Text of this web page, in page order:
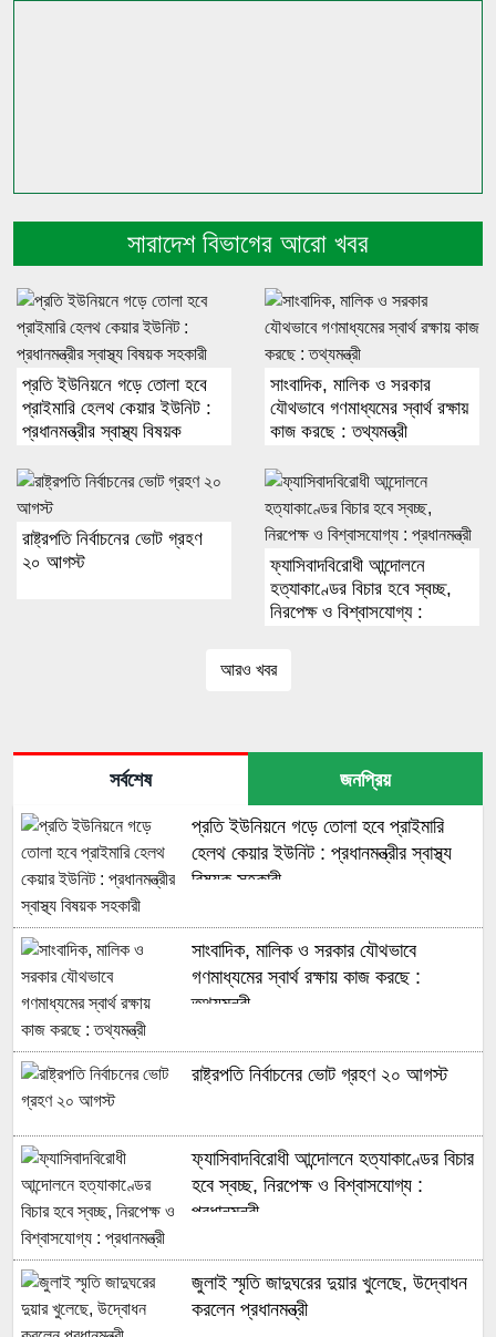
সারাদেশ বিভাগের আরো খবর
প্রতি ইউনিয়নে গড়ে তোলা হবে
প্রাইমারি হেলথ কেয়ার ইউনিট :
প্রধানমন্ত্রীর স্বাস্থ্য বিষয়ক
সাংবাদিক, মালিক ও সরকার
যৌথভাবে গণমাধ্যমের স্বার্থ রক্ষায়
কাজ করছে : তথ্যমন্ত্রী
রাষ্ট্রপতি নির্বাচনের ভোট গ্রহণ
২০ আগস্ট
ফ্যাসিবাদবিরোধী আন্দোলনে
হত্যাকাণ্ডের বিচার হবে স্বচ্ছ,
নিরপেক্ষ ও বিশ্বাসযোগ্য :
আরও খবর
সর্বশেষ জনপ্রিয়
প্রতি ইউনিয়নে গড়ে তোলা হবে প্রাইমারি
হেলথ কেয়ার ইউনিট : প্রধানমন্ত্রীর স্বাস্থ্য
বিষয়ক সহকারী
সাংবাদিক, মালিক ও সরকার যৌথভাবে
গণমাধ্যমের স্বার্থ রক্ষায় কাজ করছে :
তথ্যমন্ত্রী
রাষ্ট্রপতি নির্বাচনের ভোট গ্রহণ ২০ আগস্ট
ফ্যাসিবাদবিরোধী আন্দোলনে হত্যাকাণ্ডের বিচার
হবে স্বচ্ছ, নিরপেক্ষ ও বিশ্বাসযোগ্য :
প্রধানমন্ত্রী
জুলাই স্মৃতি জাদুঘরের দুয়ার খুলেছে, উদ্বোধন
করলেন প্রধানমন্ত্রী